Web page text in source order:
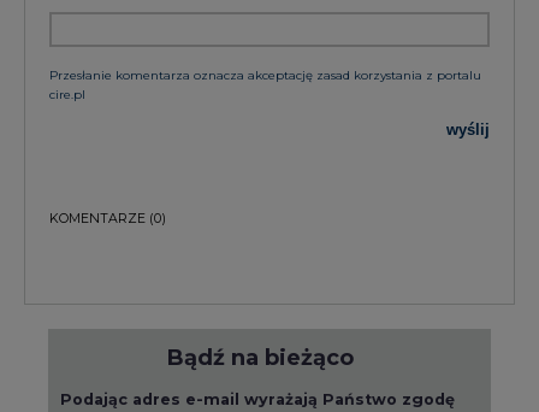
Przesłanie komentarza oznacza akceptację zasad korzystania z portalu
cire.pl
wyślij
KOMENTARZE (0)
Bądź na bieżąco
Podając adres e-mail wyrażają Państwo zgodę